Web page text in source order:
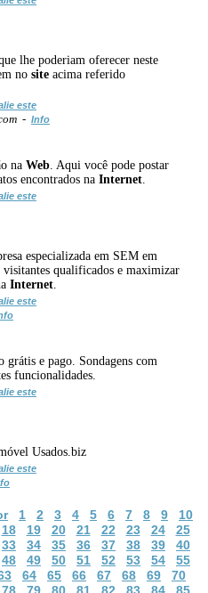
lhe poderiam oferecer neste
no site acima referido
este
- Info
na Web . Aqui você pode postar
encontrados na Internet
este
especializada em SEM em
qualificados e maximizar
Internet
este
e pago. Sondagens com
funcionalidades.
este
Usados.biz
este
1 2 3 4 5 6 7 8 9
10
18 19 20 21 22 23 24
25
33 34 35 36 37 38 39
40
48 49 50 51 52 53 54
55
64 65 66 67 68 69
70